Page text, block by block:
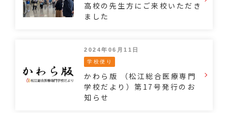
高校の先生方にご来校いただき
ました
2024年06月11日
学校便り
かわら版 （松江総合医療専門
学校だより）第17号発行のお
知らせ